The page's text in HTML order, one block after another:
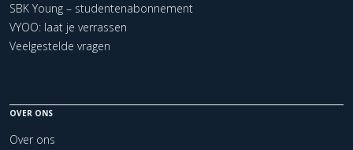
SBK Young – studentenabonnement
VYOO: laat je verrassen
Veelgestelde vragen
OVER ONS
Over ons